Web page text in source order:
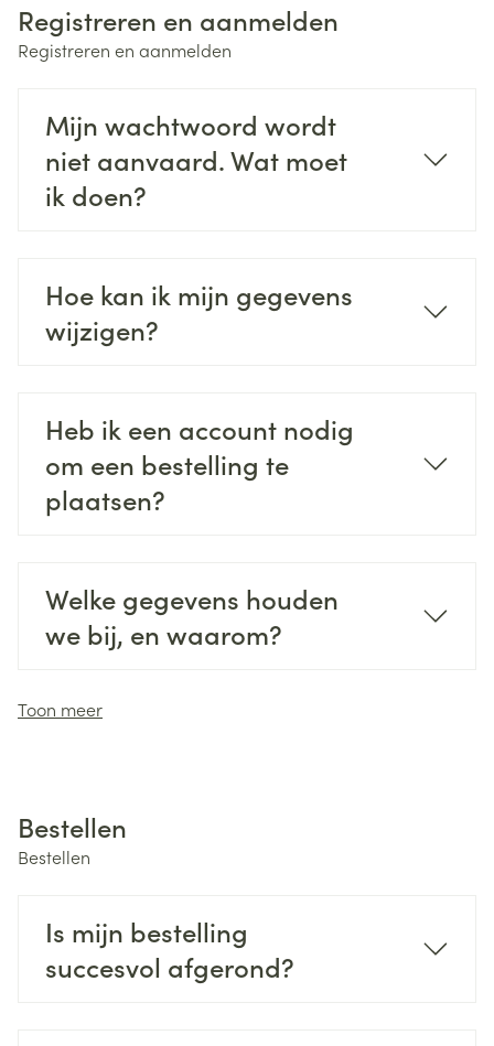
Registreren en aanmelden
Registreren en aanmelden
Mijn wachtwoord wordt
niet aanvaard. Wat moet
ik doen?
Hoe kan ik mijn gegevens
wijzigen?
Heb ik een account nodig
om een bestelling te
plaatsen?
Welke gegevens houden
we bij, en waarom?
Toon meer
Bestellen
Bestellen
Is mijn bestelling
succesvol afgerond?